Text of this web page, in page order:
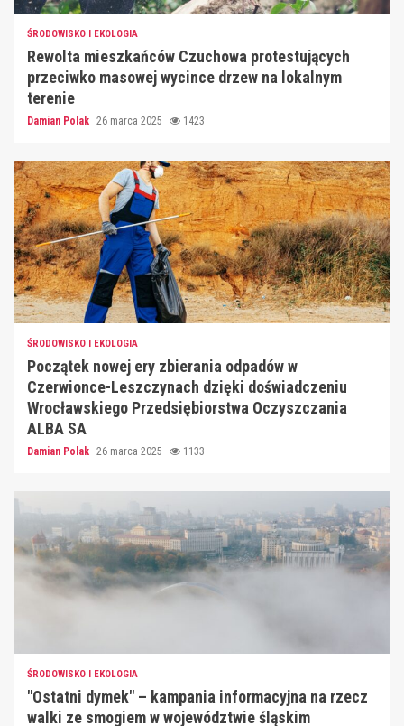
ŚRODOWISKO I EKOLOGIA
Rewolta mieszkańców Czuchowa protestujących
przeciwko masowej wycince drzew na lokalnym
terenie
Damian Polak 26 marca 2025 1423
ŚRODOWISKO I EKOLOGIA
Początek nowej ery zbierania odpadów w
Czerwionce-Leszczynach dzięki doświadczeniu
Wrocławskiego Przedsiębiorstwa Oczyszczania
ALBA SA
Damian Polak 26 marca 2025 1133
ŚRODOWISKO I EKOLOGIA
"Ostatni dymek" – kampania informacyjna na rzecz
walki ze smogiem w województwie śląskim